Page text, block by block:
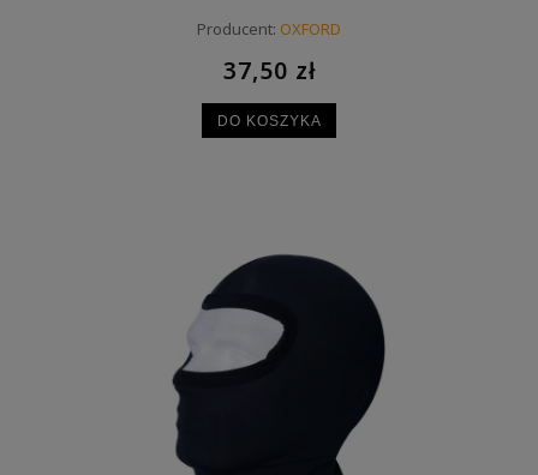
Producent: OXFORD
37,50 zł
DO KOSZYKA